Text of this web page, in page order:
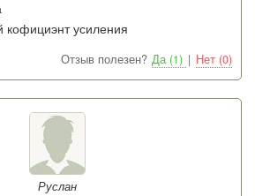
усиления
Отзыв полезен? Да (1) | Нет (0)
Руслан